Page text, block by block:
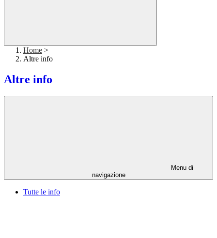
Home >
Altre info
Altre info
Menu di
navigazione
Tutte le info